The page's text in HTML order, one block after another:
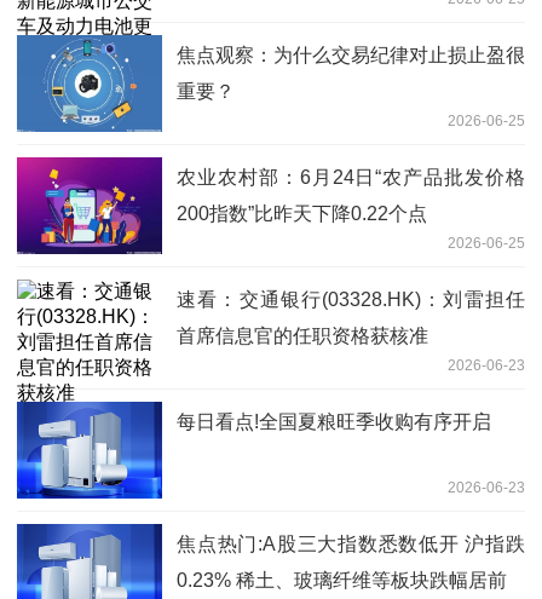
补贴和资金管理实施细则》的通知
焦点观察：为什么交易纪律对止损止盈很
重要？
2026-06-25
农业农村部：6月24日“农产品批发价格
200指数”比昨天下降0.22个点
2026-06-25
速看：交通银行(03328.HK)：刘雷担任
首席信息官的任职资格获核准
2026-06-23
每日看点!全国夏粮旺季收购有序开启
2026-06-23
焦点热门:A股三大指数悉数低开 沪指跌
0.23% 稀土、玻璃纤维等板块跌幅居前